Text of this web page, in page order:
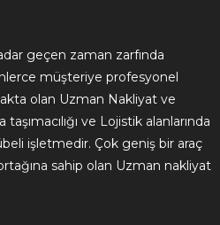
geçen zaman zarfında
müşteriye profesyonel
olan Uzman Nakliyat ve
ve Lojistik alanlarında
işletmedir. Çok geniş bir araç
sahip olan Uzman nakliyat